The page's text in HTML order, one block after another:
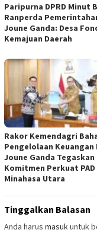
Paripurna DPRD Minut
Ranperda
Joune Ganda: Desa
Kemajuan Daerah
Rakor Kemendagri
Pengelolaan Keuangan
Joune Ganda Tegaskan
Komitmen Perkuat PAD
Minahasa Utara
Tinggalkan Balasan
Anda harus masukuntuk